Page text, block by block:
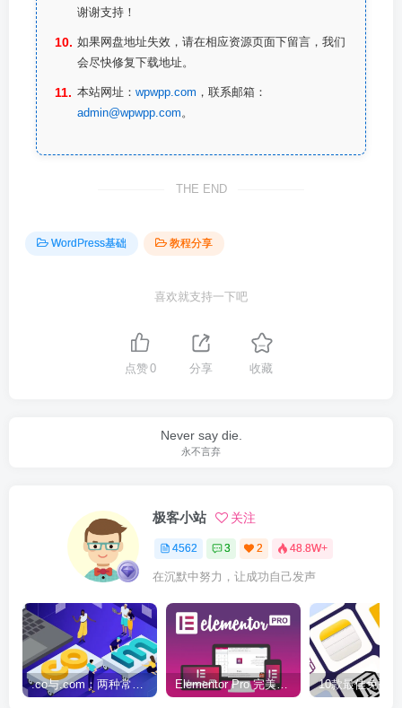
谢谢支持！
如果网盘地址失效，请在相应资源页面下留言，我们
会尽快修复下载地址。
本站网址： wpwpp.com ，联系邮箱：
admin@wpwpp.com。
THE END
WordPress基础 教程分享
喜欢就支持一下吧
点赞0 分享 收藏
Never say die.
永不言弃
极客小站 关注
4562 3 2 48.8W+
在沉默中努力，让成功自己发声
Elementor Pro 完美汉化中文版（含全套模板）|可视化编辑页面自定义设计WordPress插件